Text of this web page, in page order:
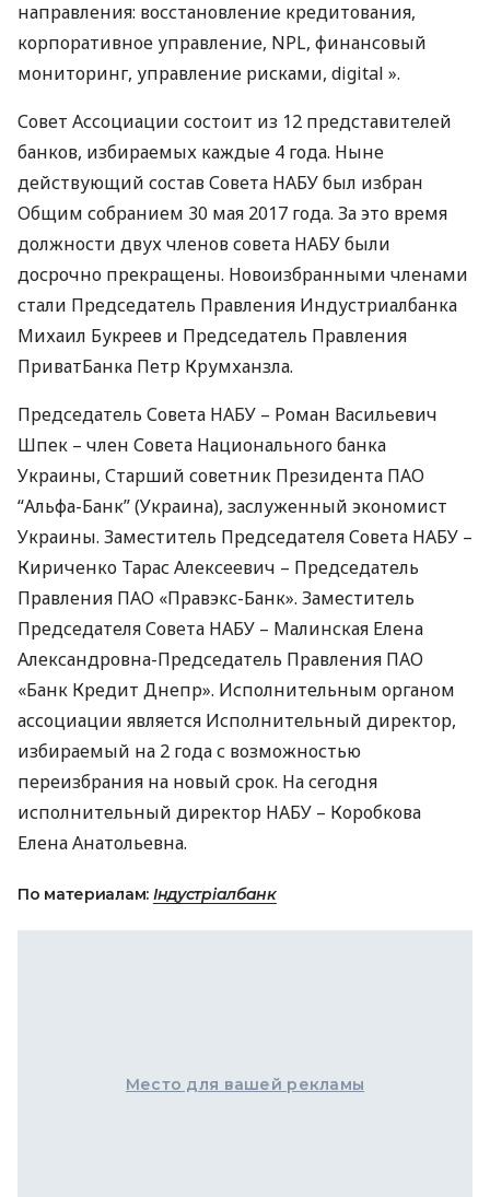
направления: восстановление кредитования,
корпоративное управление, NPL, финансовый
мониторинг, управление рисками, digital ».
Совет Ассоциации состоит из 12 представителей
банков, избираемых каждые 4 года. Ныне
действующий состав Совета НАБУбыл избран
Общим собранием 30 мая 2017 года. За это время
должности двух членов совета НАБУбыли
досрочно прекращены. Новоизбранными членами
стали Председатель Правления Индустриалбанка
Михаил Букреев и Председатель Правления
ПриватБанка Петр Крумханзла.
Председатель Совета НАБУ – Роман Васильевич
Шпек – член Совета Национального банка
Украины, Старший советник Президента ПАО
“Альфа-Банк” (Украина), заслуженный экономист
Украины. Заместитель Председателя Совета НАБУ –
Кириченко Тарас Алексеевич – Председатель
Правления ПАО «Правэкс-Банк». Заместитель
Председателя Совета НАБУ – Малинская Елена
Александровна-Председатель Правления ПАО
«Банк Кредит Днепр». Исполнительным органом
ассоциации является Исполнительный директор,
избираемый на 2 года с возможностью
переизбрания на новый срок. На сегодня
исполнительный директор НАБУ – Коробкова
Елена Анатольевна.
По материалам: Індустріалбанк
Место для вашей рекламы